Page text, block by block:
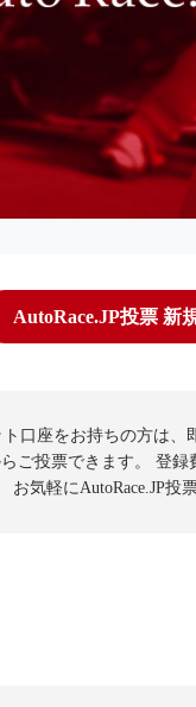
AutoRace.JP投票 新
ト口座をお持ちの方は、
ご投票できます。
登録
お気軽にAutoRace.JP投